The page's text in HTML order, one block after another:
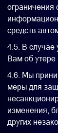
ограничения
средств
4.5. В
Вам об утере
4.6. Мы
меры для
изменения,
других